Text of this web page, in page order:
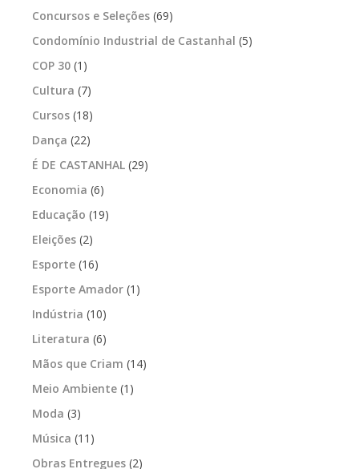
Concursos e Seleções(69)
Condomínio Industrial de Castanhal (5)
COP 30(1)
Cultura (7)
Cursos(18)
Dança (22)
É DE CASTANHAL(29)
Economia (6)
Educação (19)
Eleições(2)
Esporte(16)
Esporte Amador(1)
Indústria (10)
Literatura (6)
Mãos que Criam (14)
Meio Ambiente(1)
Moda (3)
Música (11)
Obras Entregues(2)